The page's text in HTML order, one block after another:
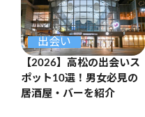
出会い
【2026】高松の出会いス
ポット10選！男女必見の
居酒屋・バーを紹介